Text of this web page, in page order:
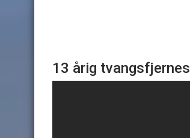
13 årig